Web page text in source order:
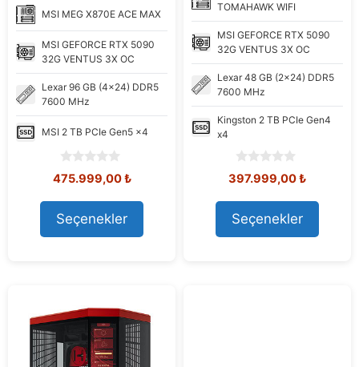
MSI MEG X870E ACE MAX
MSI GEFORCE RTX 5090
32G VENTUS 3X OC
Lexar 96 GB (4x24) DDR5
7600 MHz
MSI 2 TB PCIe Gen5 x4
0
o
u
t
o
f
Orijinal
582.037,18 ₺.
475.999,00₺Şu
Seçenekler
TOMAHAWK WIFI
MSI GEFORCE RTX 5090
32G VENTUS 3X OC
Lexar 48 GB (2x24) DDR5
7600 MHz
Kingston 2 TB PCIe Gen4
x4
0
o
u
t
o
f
Orijinal
488.833,84 ₺.
397.999,00₺Şu
Seçenekler